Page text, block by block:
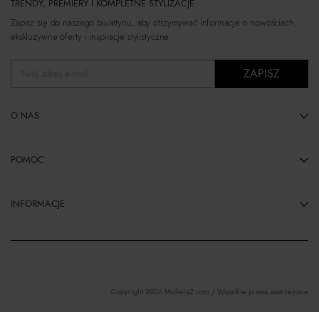
TRENDY, PREMIERY I KOMPLETNE STYLIZACJE
Zapisz się do naszego biuletynu, aby otrzymywać informacje o nowościach,
ekskluzywne oferty i inspiracje stylistyczne.
ZAPISZ
O NAS
POMOC
INFORMACJE
Copyright 2026 Moliera2.com / Wszelkie prawa zastrzeżone